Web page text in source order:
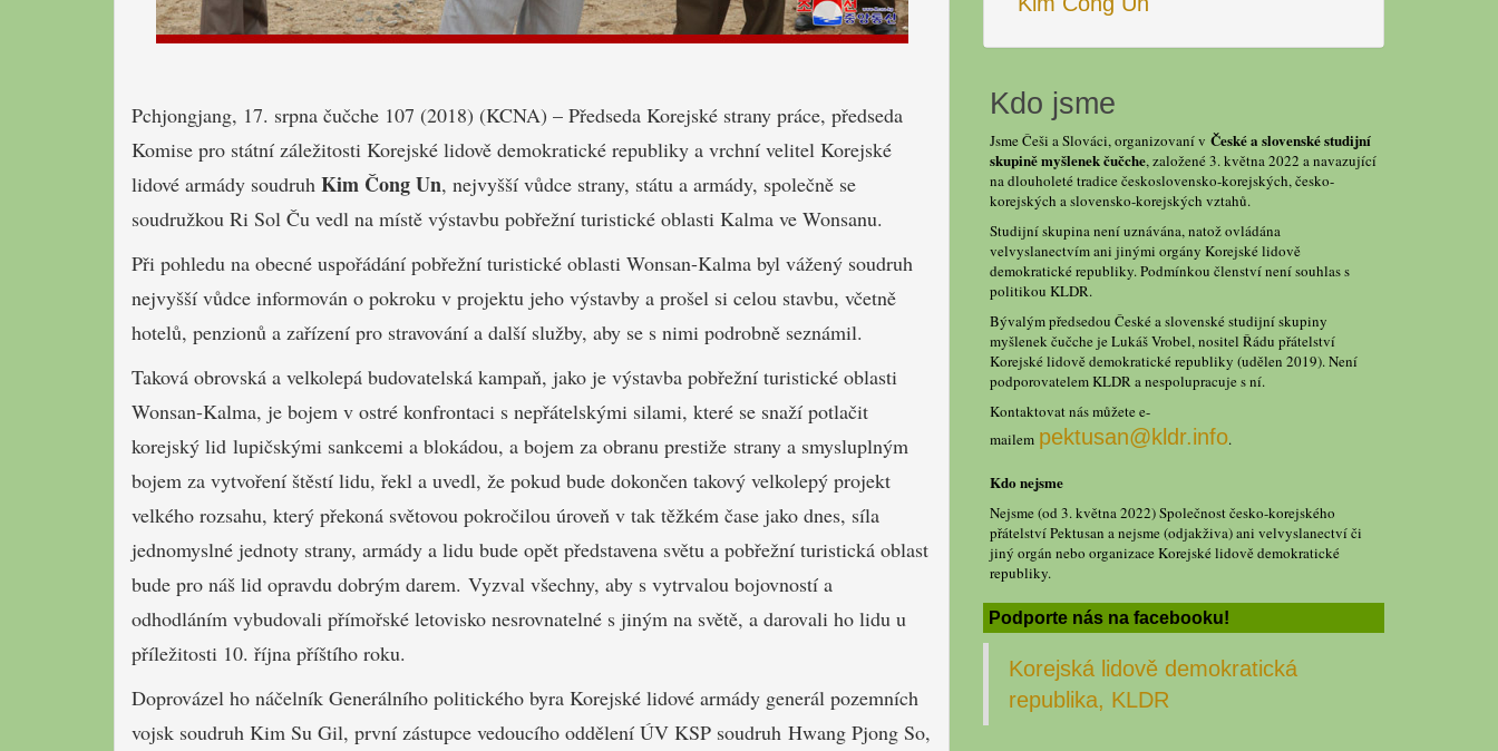
Pchjongjang, 17. srpna čučche 107 (2018) (KCNA) – Předseda Korejské strany práce, předseda
Komise pro státní záležitosti Korejské lidově demokratické republiky a vrchní velitel Korejské
lidové armády soudruh Kim Čong Un, nejvyšší vůdce strany, státu a armády, společně se
soudružkou Ri Sol Ču vedl na místě výstavbu pobřežní turistické oblasti Kalma ve Wonsanu.
Při pohledu na obecné uspořádání pobřežní turistické oblasti Wonsan-Kalma byl vážený soudruh
nejvyšší vůdce informován o pokroku v projektu jeho výstavby a prošel si celou stavbu, včetně
hotelů, penzionů a zařízení pro stravování a další služby, aby se s nimi podrobně seznámil.
Taková obrovská a velkolepá budovatelská kampaň, jako je výstavba pobřežní turistické oblasti
Wonsan-Kalma, je bojem v ostré konfrontaci s nepřátelskými silami, které se snaží potlačit
korejský lid lupičskými sankcemi a blokádou, a bojem za obranu prestiže strany a smysluplným
bojem za vytvoření štěstí lidu, řekl a uvedl, že pokud bude dokončen takový velkolepý projekt
velkého rozsahu, který překoná světovou pokročilou úroveň v tak těžkém čase jako dnes, síla
jednomyslné jednoty strany, armády a lidu bude opět představena světu a pobřežní turistická oblast
bude pro náš lid opravdu dobrým darem. Vyzval všechny, aby s vytrvalou bojovností a
odhodláním vybudovali přímořské letovisko nesrovnatelné s jiným na světě, a darovali ho lidu u
příležitosti 10. října příštího roku.
Doprovázel ho náčelník Generálního politického byra Korejské lidové armády generál pozemních
vojsk soudruh Kim Su Gil, první zástupce vedoucího oddělení ÚV KSP soudruh Hwang Pjong So,
Kdo jsme
Jsme Češi a Slováci, organizovaní v České a slovenské studijní
skupině myšlenek čučche, založené 3. května 2022 a navazující
na dlouholeté tradice československo-korejských, česko-
korejských a slovensko-korejských vztahů.
Studijní skupina není uznávána, natož ovládána
velvyslanectvím ani jinými orgány Korejské lidově
demokratické republiky. Podmínkou členství není souhlas s
politikou KLDR.
Bývalým předsedou České a slovenské studijní skupiny
myšlenek čučche je Lukáš Vrobel, nositel Řádu přátelství
Korejské lidově demokratické republiky (udělen 2019). Není
podporovatelem KLDR a nespolupracuje s ní.
Kontaktovat nás můžete e-
mailem pektusan@kldr.info.
Kdo nejsme
Nejsme (od 3. května 2022) Společnost česko-korejského
přátelství Pektusan a nejsme (odjakživa) ani velvyslanectví či
jiný orgán nebo organizace Korejské lidově demokratické
republiky.
Podporte nás na facebooku!
Korejská lidově demokratická
republika, KLDR